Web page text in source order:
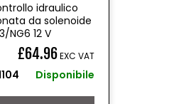
idraulico
da solenoide
NG6 12 V
£64.96EXC VAT
Disponibile